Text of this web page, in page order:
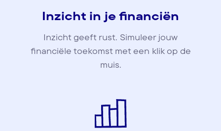
Inzicht in je financiën
Inzicht geeft rust. Simuleer jouw
financiële toekomst met een klik op de
muis.